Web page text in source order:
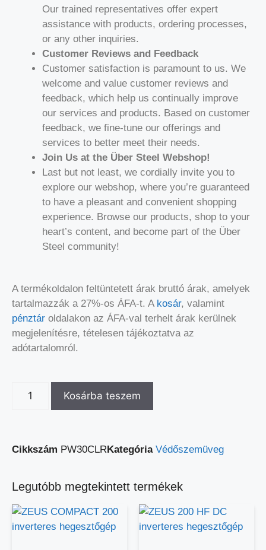
Our trained representatives offer expert
assistance with products, ordering processes,
or any other inquiries.
Customer Reviews and Feedback
Customer satisfaction is paramount to us. We
welcome and value customer reviews and
feedback, which help us continually improve
our services and products. Based on customer
feedback, we fine-tune our offerings and
services to better meet their needs.
Join Us at the Über Steel Webshop!
Last but not least, we cordially invite you to
explore our webshop, where you’re guaranteed
to have a pleasant and convenient shopping
experience. Browse our products, shop to your
heart’s content, and become part of the Über
Steel community!
A termékoldalon feltüntetett árak bruttó árak, amelyek
tartalmazzák a 27%-os ÁFA-t. A kosár, valamint
pénztár oldalakon az ÁFA-val terhelt árak kerülnek
megjelenítésre, tételesen tájékoztatva az
adótartalomról.
Kosárba teszem
Cikkszám PW30CLRKategória Védőszemüveg
Legutóbb megtekintett termékek